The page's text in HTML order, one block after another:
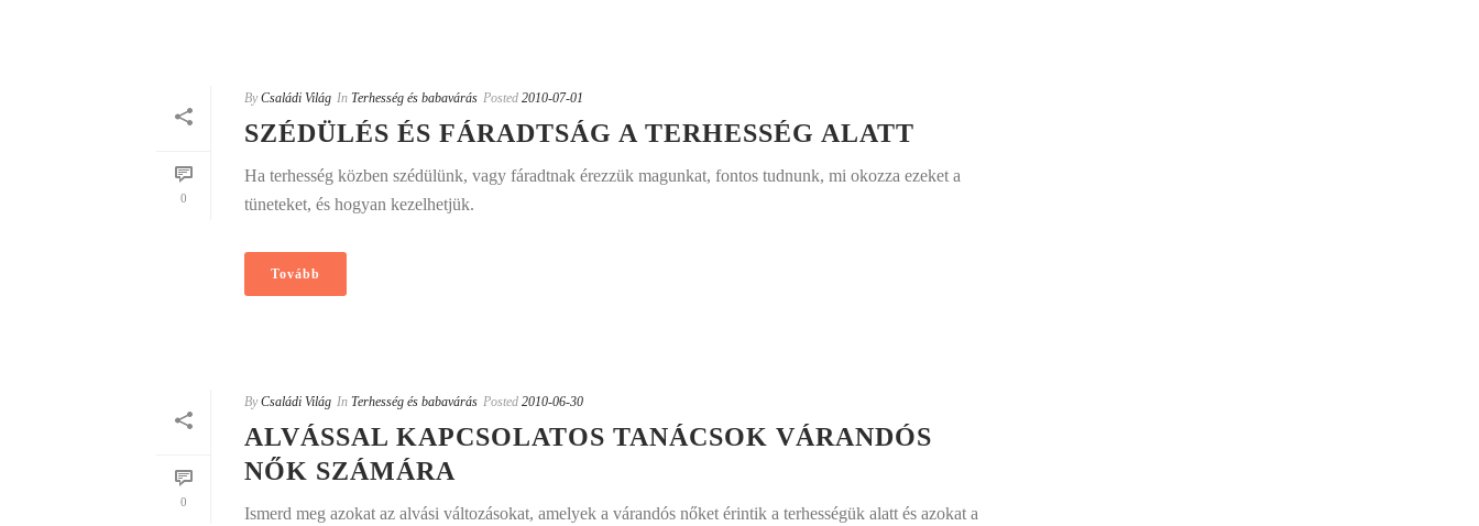
0
By Családi Világ In Terhesség és babavárás Posted 2010-07-01
SZÉDÜLÉS ÉS FÁRADTSÁG A TERHESSÉG ALATT
Ha terhesség közben szédülünk, vagy fáradtnak érezzük magunkat, fontos tudnunk, mi okozza ezeket a
tüneteket, és hogyan kezelhetjük.
Tovább
0
By Családi Világ In Terhesség és babavárás Posted 2010-06-30
ALVÁSSAL KAPCSOLATOS TANÁCSOK VÁRANDÓS
NŐK SZÁMÁRA
Ismerd meg azokat az alvási változásokat, amelyek a várandós nőket érintik a terhességük alatt és azokat a